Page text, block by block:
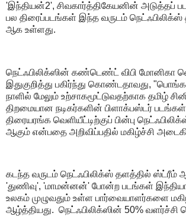
'இந்தியன்2', சிவகார்த்திகேயனின் அடுத்தப்
பல திரைப்படங்கள் இந்த வருடம்
ஆக உள்ளது.
நெட்ஃபிலிக்ஸின் கண்டெண்ட் விபி மோனிகா
இதுகுறித்து பகிர்ந்து கொண்டதாவது,
நாளில் மேலும் உற்சாகமூட்டுவதற்காக தமிழ்
திறமையான நடிகர்களின் பிளாக்பஸ்டர்
திரையரங்க வெளியீட்டிற்குப் பின்பு
ஆகும் என்பதை அறிவிப்பதில் மகிழ்ச்சி
கடந்த வருடம் நெட்ஃபிலிக்ஸ் தளத்தில் ஸ்ட்ரீம்
'துணிவு', 'மாமன்னன்' போன்ற படங்கள் இந்தியா
உலகம் முழுவதும் உள்ள பார்வையாளர்களை
ஆழ்த்தியது. நெட்ஃபிலிக்ஸின் 50% வளர்ச்சி